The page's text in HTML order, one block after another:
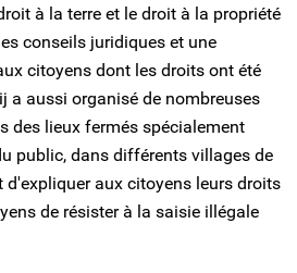
à la terre et le droit à la propriété
conseils juridiques et une
citoyens dont les droits ont été
a aussi organisé de nombreuses
des lieux fermés spécialement
public, dans différents villages de
d'expliquer aux citoyens leurs droits
de résister à la saisie illégale